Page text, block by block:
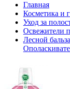
Главная
Косметика и
Уход за
Освежители
Лесной